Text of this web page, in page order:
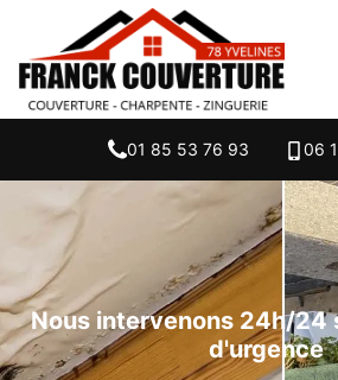
01 85 53 76 93 06
Nous intervenons 24h/24
d'urgence